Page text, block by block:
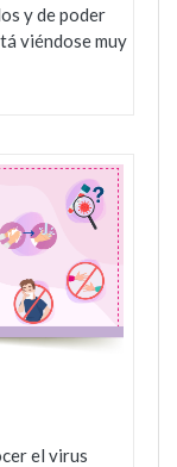
y de poder
viéndose muy
el virus